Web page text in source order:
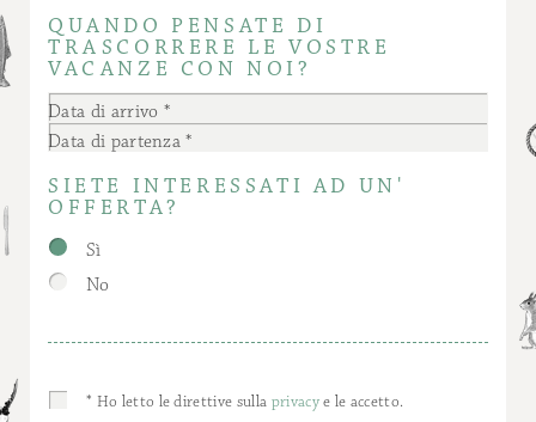
QUANDO PENSATE DI
TRASCORRERE LE VOSTRE
VACANZE CON NOI?
Data di arrivo
Data di partenza
SIETE INTERESSATI AD UN'
OFFERTA?
Sì
No
* Ho letto le direttive sulla privacye le accetto.